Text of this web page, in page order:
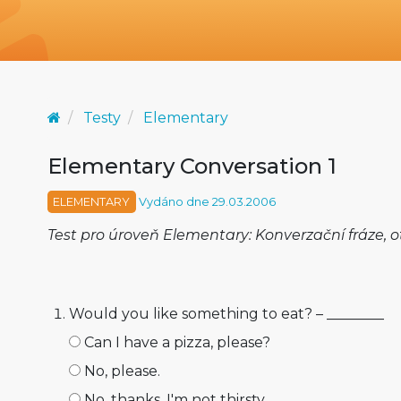
Testy Elementary
Elementary Conversation 1
ELEMENTARY Vydáno dne 29.03.2006
Test pro úroveň Elementary: Konverzační fráze,
Would you like something to eat? – ________
Can I have a pizza, please?
No, please.